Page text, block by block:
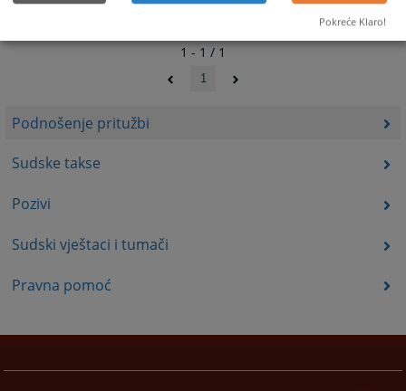
Podnošenje pritužbi
Sudske takse
Pozivi
Sudski vještaci i tumači
Pravna pomoć
1 - 1 / 1
1
Pokreće Klaro!